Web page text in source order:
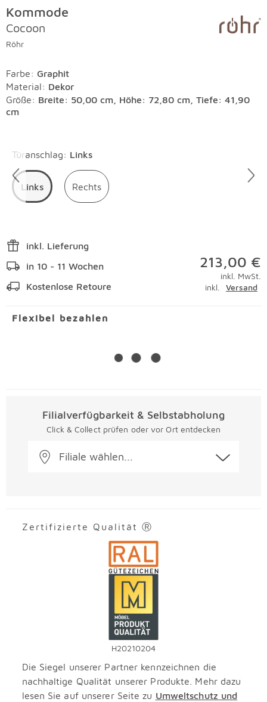
Kommode
Cocoon
Röhr
Farbe: Graphit
Material: Dekor
Größe: Breite: 50,00 cm, Höhe: 72,80 cm, Tiefe: 41,90
cm
Türanschlag: Links
Links Rechts
inkl. Lieferung
in 10 - 11 Wochen
Kostenlose Retoure
213,00 €
inkl. MwSt.
inkl.
Versand
Flexibel bezahlen
Filialverfügbarkeit & Selbstabholung
Click & Collect prüfen oder vor Ort entdecken
Filiale wählen...
Zertifizierte Qualität Ⓡ
H20210204
Die Siegel unserer Partner kennzeichnen die
nachhaltige Qualität unserer Produkte. Mehr dazu
lesen Sie auf unserer Seite zu Umweltschutz und